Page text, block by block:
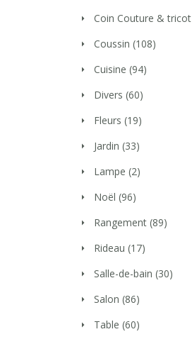
Coin Couture & tricot
Coussin (108)
Cuisine (94)
Divers (60)
Fleurs (19)
Jardin (33)
Lampe (2)
Noël (96)
Rangement (89)
Rideau (17)
Salle-de-bain (30)
Salon (86)
Table (60)